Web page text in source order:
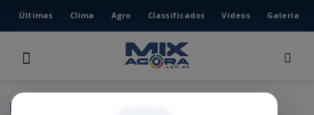
Últimas Clima Agro Classificados Vídeos Galeria
ÚLTIMAS